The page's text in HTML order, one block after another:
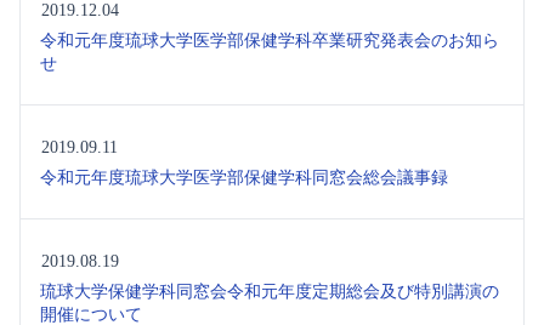
2019.12.04
令和元年度琉球大学医学部保健学科卒業研究発表会のお知ら
せ
2019.09.11
令和元年度琉球大学医学部保健学科同窓会総会議事録
2019.08.19
琉球大学保健学科同窓会令和元年度定期総会及び特別講演の
開催について